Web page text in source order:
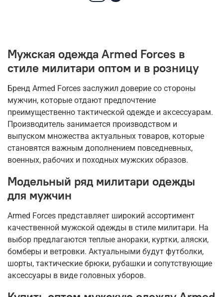
Мужская одежда Armed Forces в
стиле милитари оптом и в розницу
Бренд Armed Forces заслужил доверие со стороны
мужчин, которые отдают предпочтение
преимущественно тактической одежде и аксессуарам.
Производитель занимается производством и
выпуском множества актуальных товаров, которые
становятся важным дополнением повседневных,
военных, рабочих и походных мужских образов.
Модельный ряд милитари одежды
для мужчин
Armed Forces представляет широкий ассортимент
качественной мужской одежды в стиле милитари. На
выбор предлагаются теплые анораки, куртки, аляски,
бомберы и ветровки. Актуальными будут футболки,
шорты, тактические брюки, рубашки и сопутствующие
аксессуары в виде головных уборов.